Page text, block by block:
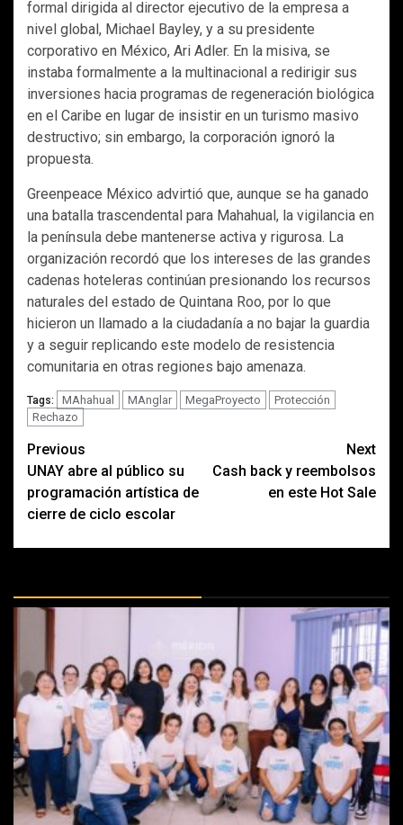
formal dirigida al director ejecutivo de la empresa a
nivel global, Michael Bayley, y a su presidente
corporativo en México, Ari Adler. En la misiva, se
instaba formalmente a la multinacional a redirigir sus
inversiones hacia programas de regeneración biológica
en el Caribe en lugar de insistir en un turismo masivo
destructivo; sin embargo, la corporación ignoró la
propuesta.
Greenpeace México advirtió que, aunque se ha ganado
una batalla trascendental para Mahahual, la vigilancia en
la península debe mantenerse activa y rigurosa. La
organización recordó que los intereses de las grandes
cadenas hoteleras continúan presionando los recursos
naturales del estado de Quintana Roo, por lo que
hicieron un llamado a la ciudadanía a no bajar la guardia
y a seguir replicando este modelo de resistencia
comunitaria en otras regiones bajo amenaza.
Tags: MAhahual MAnglar MegaProyecto
Protección
Rechazo
Post
navigation
Previous
UNAY abre al público su
programación artística de
cierre de ciclo escolar
Next
Cash back y reembolsos
en este Hot Sale